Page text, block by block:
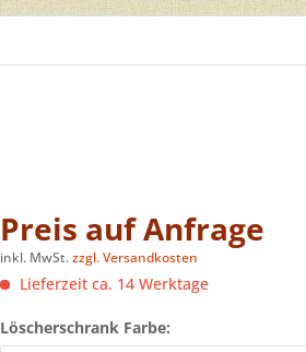
Preis auf Anfrage
inkl. MwSt.zzgl. Versandkosten
Lieferzeit ca. 14 Werktage
Löscherschrank Farbe: